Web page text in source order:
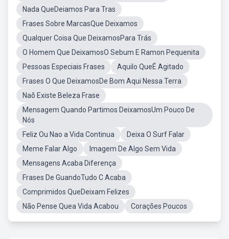
Nada QueDeiamos Para Tras
Frases Sobre MarcasQue Deixamos
Qualquer Coisa Que DeixamosPara Trás
O Homem Que DeixamosO Sebum E Ramon Pequenita
Pessoas Especiais Frases
Aquilo QueÉ Agitado
Frases O Que DeixamosDe Bom Aqui Nessa Terra
Naõ Existe Beleza Frase
Mensagem Quando Partimos DeixamosUm Pouco De
Nós
Feliz Ou Nao a Vida Continua
Deixa O Surf Falar
Meme Falar Algo
Imagem De Algo Sem Vida
Mensagens Acaba Diferença
Frases De GuandoTudo C Acaba
Comprimidos QueDeixam Felizes
Não Pense Quea Vida Acabou
Corações Poucos